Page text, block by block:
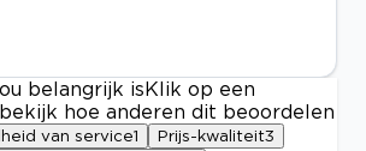
belangrijk is Klik op een
hoe anderen dit beoordelen
van service1 Prijs-kwaliteit3